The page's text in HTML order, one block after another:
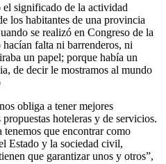
significado de la actividad
los habitantes de una provincia
se realizó en Congreso de la
falta ni barrenderos, ni
un papel; porque había un
de decir le mostramos al mundo
obliga a tener mejores
hoteleras y de servicios.
que encontrar como
Estado y la sociedad civil,
que garantizar unos y otros”,